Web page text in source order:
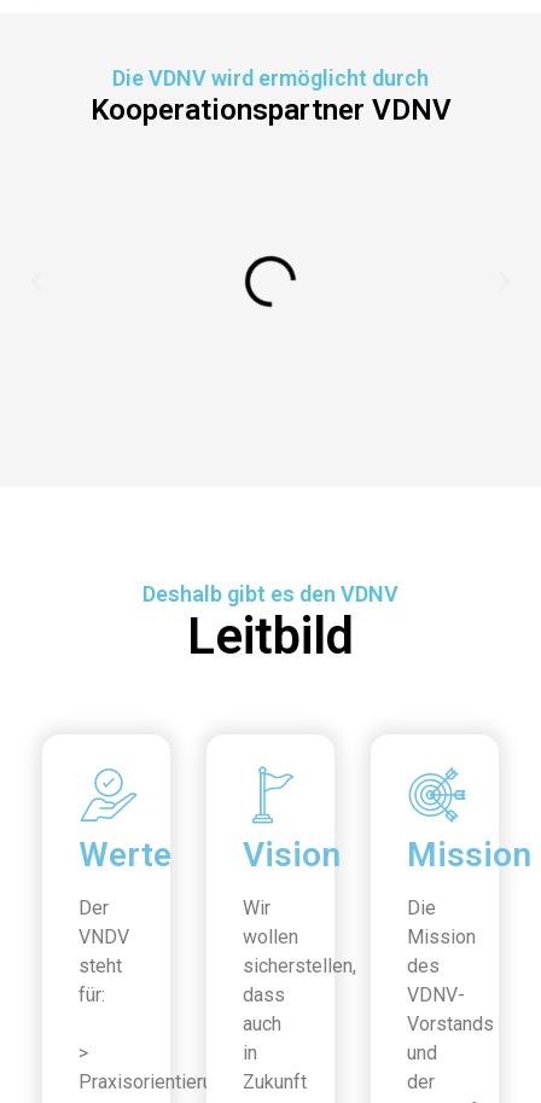
Die VDNV wird ermöglicht durch
Kooperationspartner VDNV
Deshalb gibt es den VDNV
Leitbild
Werte
Der
VNDV
steht
für:
>
Praxisorientierung
Vision
Wir
wollen
sicherstellen,
dass
auch
in
Zukunft
Mission
Die
Mission
des
VDNV-
Vorstands
und
der